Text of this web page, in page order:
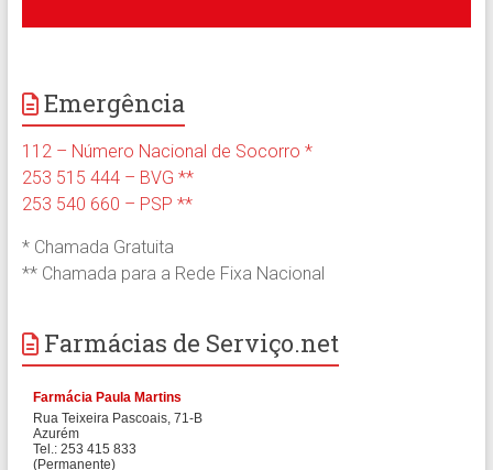
Emergência
112 – Número Nacional de Socorro *
253 515 444 – BVG **
253 540 660 – PSP **
* Chamada Gratuita
** Chamada para a Rede Fixa Nacional
Farmácias de Serviço.net